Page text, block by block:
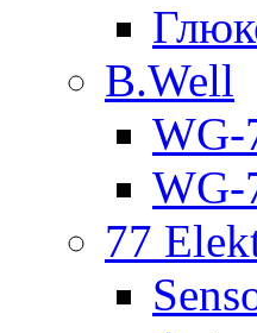
B.Well
WG-
WG-
77